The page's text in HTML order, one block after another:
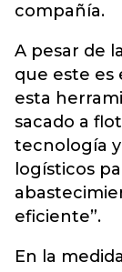
compañía.
A pesar de
que este es
esta
sacado a
tecnología
logísticos
eficiente”.
En la